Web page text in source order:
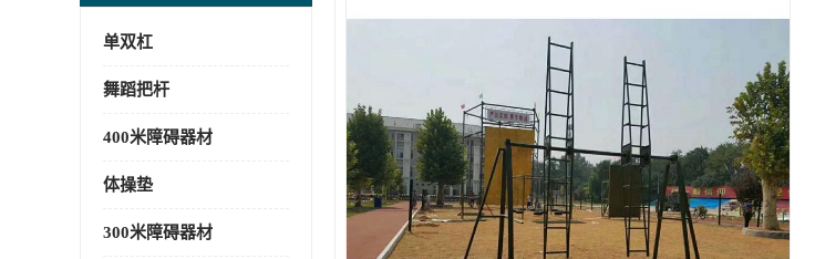
单双杠
舞蹈把杆
400米障碍器材
体操垫
300米障碍器材